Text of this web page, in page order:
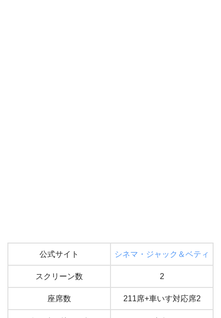
公式サイト シネマ・ジャック＆ベティ
スクリーン数 2
座席数 211席+車いす対応席2